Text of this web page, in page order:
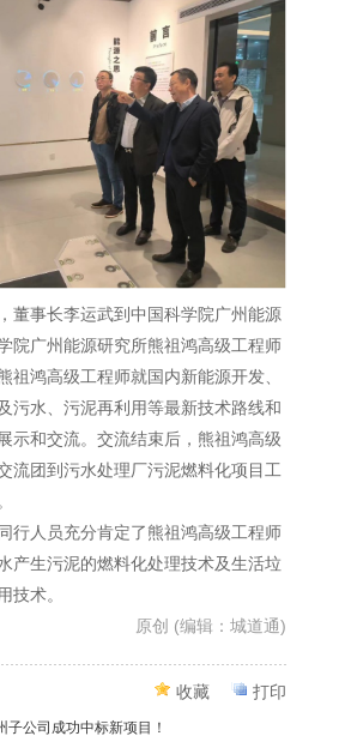
董事长李运武到中国科学院广州能源
院广州能源研究所熊祖鸿高级工程师
祖鸿高级工程师就国内新能源开发、
污水、污泥再利用等最新技术路线和
示和交流。交流结束后，熊祖鸿高级
流团到污水处理厂污泥燃料化项目工
行人员充分肯定了熊祖鸿高级工程师
产生污泥的燃料化处理技术及生活垃
技术。
原创 (编辑：城道通)
子公司成功中标新项目！
收藏 打印